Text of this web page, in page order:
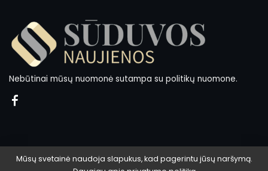
Nebūtinai mūsų nuomonė sutampa su politikų nuomone.
Mūsų svetainė naudoja slapukus, kad pagerintu jūsų naršymą.